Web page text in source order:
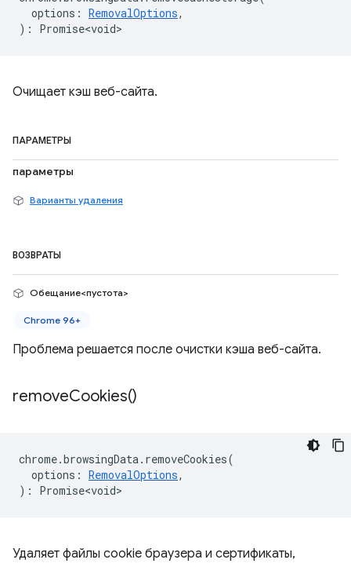
options : RemovalOptions,
) : Promise<void>
Очищает кэш веб-сайта.
ПАРАМЕТРЫ
параметры
Варианты удаления
ВОЗВРАТЫ
Обещание<пустота>
Chrome 96+
Проблема решается после очистки кэша веб-сайта.
removeCookies()
chrome.browsingData. removeCookies(
options : RemovalOptions,
) : Promise<void>
Удаляет файлы cookie браузера и сертификаты,